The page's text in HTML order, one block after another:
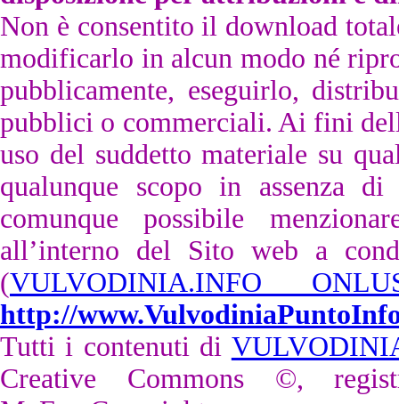
Non è consentito il download
modificarlo in alcun modo né
pubblicamente, eseguirlo,
pubblici o commerciali. Ai fini
uso del suddetto materiale su
qualunque scopo in assenza
comunque possibile
all’interno del Sito web a
(VULVODINIA.INFO
http://
Tutti i contenuti di
Creative Commons ©,